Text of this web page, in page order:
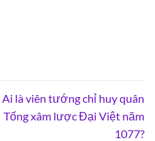
Ai là viên tướng chỉ huy quân
Tống xâm lược Đại Việt năm
1077?